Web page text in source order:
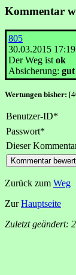
Kommentar
805
30.03.2015 17:19
Der Weg ist ok
Absicherung: gut
Wertungen bisher:
Benutzer-ID*
Passwort*
Dieser
Zurück zum Weg
ZurHauptseite
Zuletzt geändert: